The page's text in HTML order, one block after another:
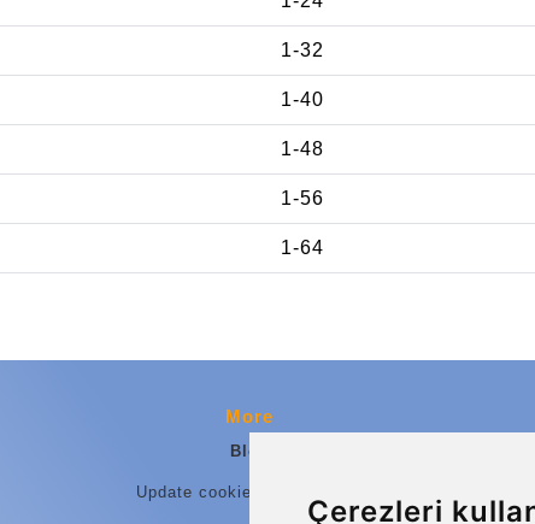
Çerezleri
1-32
1-40
1-48
1-56
1-64
More
Blog
Update cookies preferences